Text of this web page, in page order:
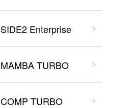
SIDE2 Enterprise
MAMBA TURBO
COMP TURBO